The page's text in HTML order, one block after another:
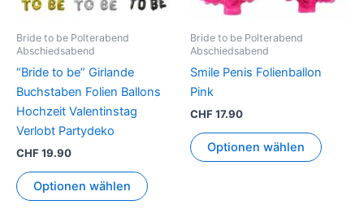
Bride to be Polterabend
Abschiedsabend
“Bride to be” Girlande
Buchstaben Folien Ballons
Hochzeit Valentinstag
Verlobt Partydeko
CHF19.90
Optionen wählen
Optionen
Produktseite
Bride to be Polterabend
Abschiedsabend
Smile Penis Folienballon
Pink
CHF17.90
Optionen wählen